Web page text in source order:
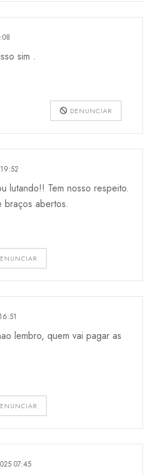
sim .
DENUNCIAR
lutando!! Tem nosso respeito.
abertos.
lembro, quem vai pagar as
07:45